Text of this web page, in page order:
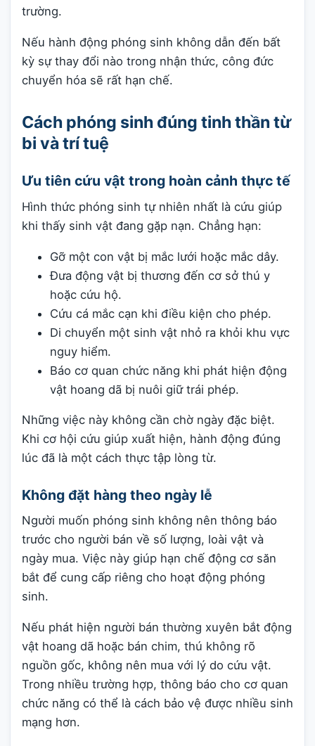
trường.
Nếu hành động phóng sinh không dẫn đến bất
kỳ sự thay đổi nào trong nhận thức, công đức
chuyển hóa sẽ rất hạn chế.
Cách phóng sinh đúng tinh thần từ
bi và trí tuệ
Ưu tiên cứu vật trong hoàn cảnh thực tế
Hình thức phóng sinh tự nhiên nhất là cứu giúp
khi thấy sinh vật đang gặp nạn. Chẳng hạn:
Gỡ một con vật bị mắc lưới hoặc mắc dây.
Đưa động vật bị thương đến cơ sở thú y
hoặc cứu hộ.
Cứu cá mắc cạn khi điều kiện cho phép.
Di chuyển một sinh vật nhỏ ra khỏi khu vực
nguy hiểm.
Báo cơ quan chức năng khi phát hiện động
vật hoang dã bị nuôi giữ trái phép.
Những việc này không cần chờ ngày đặc biệt.
Khi cơ hội cứu giúp xuất hiện, hành động đúng
lúc đã là một cách thực tập lòng từ.
Không đặt hàng theo ngày lễ
Người muốn phóng sinh không nên thông báo
trước cho người bán về số lượng, loài vật và
ngày mua. Việc này giúp hạn chế động cơ săn
bắt để cung cấp riêng cho hoạt động phóng
sinh.
Nếu phát hiện người bán thường xuyên bắt động
vật hoang dã hoặc bán chim, thú không rõ
nguồn gốc, không nên mua với lý do cứu vật.
Trong nhiều trường hợp, thông báo cho cơ quan
chức năng có thể là cách bảo vệ được nhiều sinh
mạng hơn.